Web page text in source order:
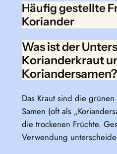
Häufig gestellte
Koriander
Was ist der
Korianderkraut
Koriandersamen?
Das Kraut sind die
Samen (oft als
die trockenen Früchte.
Verwendung